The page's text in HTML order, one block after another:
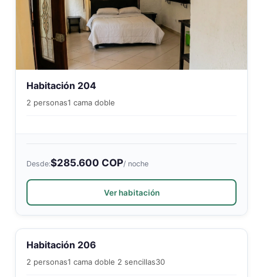
Habitación 204
2 personas1 cama doble
Desde:$285.600 COP/ noche
Ver habitación
Habitación 206
2 personas1 cama doble 2 sencillas30